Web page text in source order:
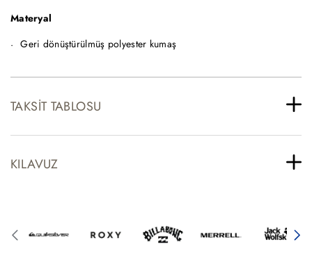
Materyal
Geri dönüştürülmüş polyester kumaş
TAKSIT TABLOSU
KILAVUZ